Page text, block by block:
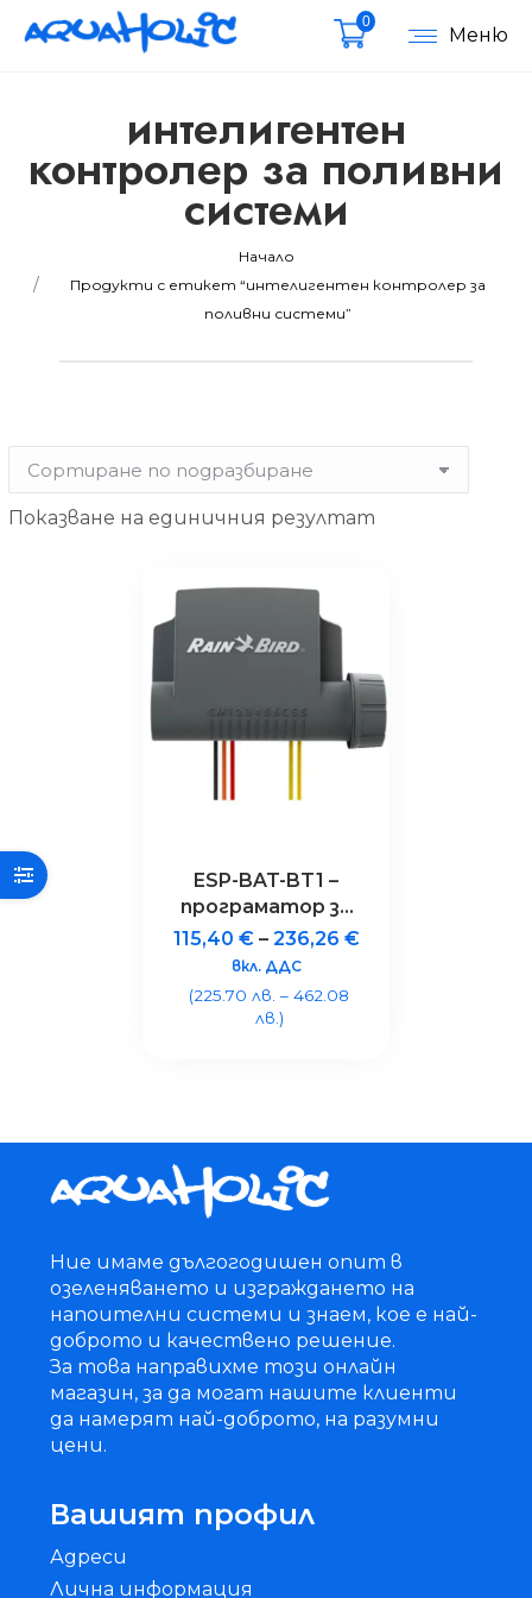
Меню
0
интелигентен
контролер за поливни
системи
Начало
Продукти с етикет “интелигентен контролер за
поливни системи”
Показване на единичния резултат
ESP-BAT-BT1 –
програматор за
поливни системи
с 1 станция,
Bluetooth®, IP68
115,40 €– 236,26 €
вкл. ДДС
(225.70 лв. – 462.08
лв.)
Ние имаме дългогодишен опит в
озеленяването и изграждането на
напоителни системи и знаем, кое е най-
доброто и качествено решение.
За това направихме този онлайн
магазин, за да могат нашите клиенти
да намерят най-доброто, на разумни
цени.
Вашият профил
Адреси
Лична информация